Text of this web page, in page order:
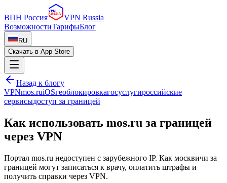
ВПН Россия
VPN Russia
ВозможностиТарифыБлог
RU
Скачать в App Store
Назад к блогу
VPNmos.ruiOSгеоблокировкагосуслугироссийские
сервисыдоступ за границей
Как использовать mos.ru за границей
через VPN
Портал mos.ru недоступен с зарубежного IP. Как москвичи за
границей могут записаться к врачу, оплатить штрафы и
получить справки через VPN.